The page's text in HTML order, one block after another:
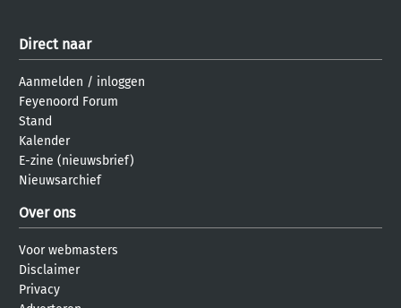
Direct naar
Aanmelden / inloggen
Feyenoord Forum
Stand
Kalender
E-zine (nieuwsbrief)
Nieuwsarchief
Over ons
Voor webmasters
Disclaimer
Privacy